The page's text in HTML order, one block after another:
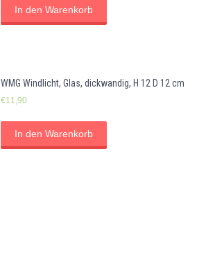
In den Warenkorb
WMG Windlicht, Glas, dickwandig, H 12 D 12 cm
€11,90
In den Warenkorb